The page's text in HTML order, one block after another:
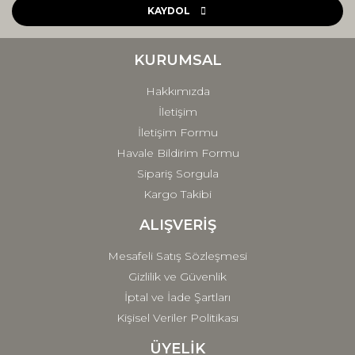
Ürün açıklamasında eksik bilgiler bulunuyor.
Ürün fiyatı diğer sitelerden daha pahalı.
Gönder
KAYDOL
KURUMSAL
Hakkımızda
İletişim
İletişim Formu
Havale Bildirim Formu
Sipariş Sorgula
Kargo Takibi
ALIŞVERİŞ
Mesafeli Satış Sözleşmesi
Gizlilik ve Güvenlik
İptal ve İade Şartları
Kişisel Veriler Politikası
ÜYELİK